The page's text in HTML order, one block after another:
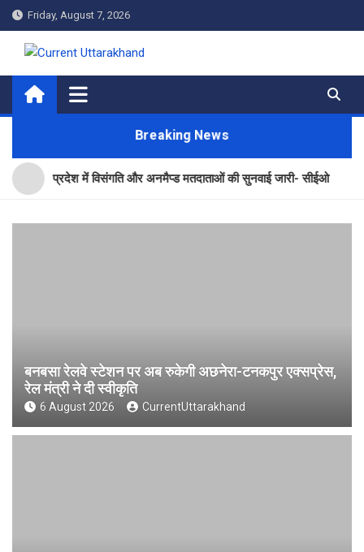
Skip
to
content
Friday, August 7, 2026
Current Uttarakhand
Breaking News
प्रदेश में विसंगति और अनमैप्ड मतदाताओं की सुनवाई जारी- सीईओ
बनबसा रेलवे स्टेशन पर अब रुकेगी अछनेरा-टनकपुर एक्सप्रेस,
रेल मंत्री ने दी स्वीकृति
6 August 2026 CurrentUttarakhand